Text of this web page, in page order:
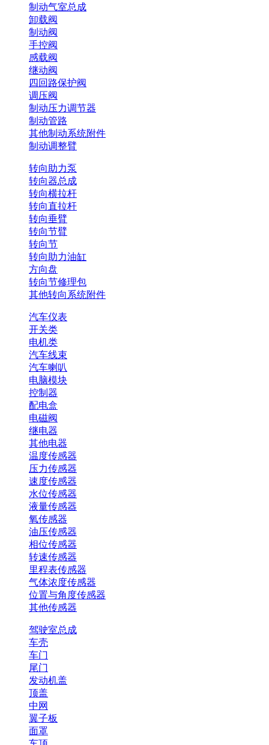
制动气室总成
卸载阀
制动阀
手控阀
感载阀
继动阀
四回路保护阀
调压阀
制动压力调节器
制动管路
其他制动系统附件
制动调整臂
转向助力泵
转向器总成
转向横拉杆
转向直拉杆
转向垂臂
转向节臂
转向节
转向助力油缸
方向盘
转向节修理包
其他转向系统附件
汽车仪表
开关类
电机类
汽车线束
汽车喇叭
电脑模块
控制器
配电盒
电磁阀
继电器
其他电器
温度传感器
压力传感器
速度传感器
水位传感器
液量传感器
氧传感器
油压传感器
相位传感器
转速传感器
里程表传感器
气体浓度传感器
位置与角度传感器
其他传感器
驾驶室总成
车壳
车门
尾门
发动机盖
顶盖
中网
翼子板
面罩